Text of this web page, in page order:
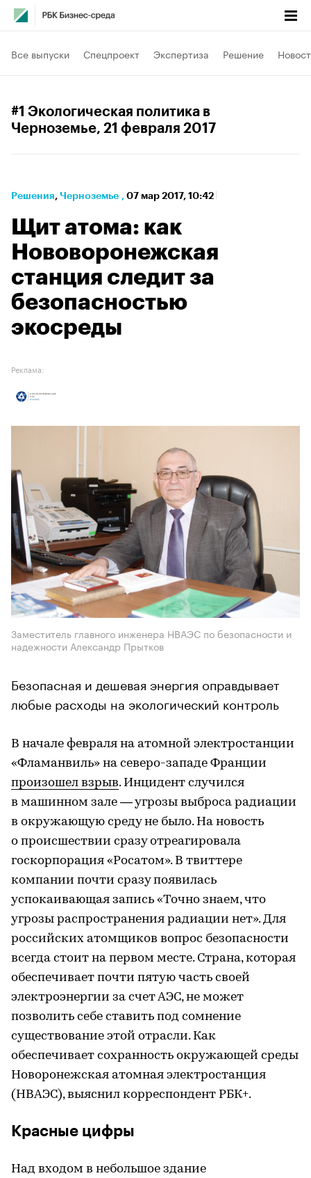
Все выпуски Спецпроект Экспертиза Решение
#1 Экологическая политика в
Черноземье, 21 февраля 2017
Решения⁠, Черноземье , 07 мар 2017, 10:42
Щит атома: как
Нововоронежская
станция следит за
безопасностью
экосреды
Реклама:
Заместитель главного инженера НВАЭС по безопасности и
надежности Александр Прытков
Безопасная и дешевая энергия оправдывает
любые расходы на экологический контроль
В начале февраля на атомной электростанции
«Фламанвиль» на северо-западе Франции
произошел взрыв. Инцидент случился
в машинном зале — угрозы выброса радиации
в окружающую среду не было. На новость
о происшествии сразу отреагировала
госкорпорация «Росатом». В твиттере
компании почти сразу появилась
успокаивающая запись «Точно знаем, что
угрозы распространения радиации нет». Для
российских атомщиков вопрос безопасности
всегда стоит на первом месте. Страна, которая
обеспечивает почти пятую часть своей
электроэнергии за счет АЭС, не может
позволить себе ставить под сомнение
существование этой отрасли. Как
обеспечивает сохранность окружающей среды
Новоронежская атомная электростанция
(НВАЭС), выяснил корреспондент РБК+.
Красные цифры
Над входом в небольшое здание